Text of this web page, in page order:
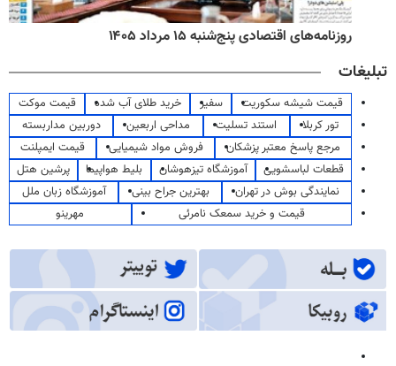
روزنامه‌های اقتصادی پنج‌شنبه ۱۵ مرداد ۱۴۰۵
تبلیغات
قیمت شیشه سکوریت سفیر خرید طلای آب شده
قیمت موکت
تور کربلا
استند تسلیت مداحی اربعین
دوربین مداربسته
مرجع پاسخ معتبر پزشکان
فروش مواد شیمیایی
قیمت ایمپلنت
قطعات لباسشویی
آموزشگاه تیزهوشان بلیط هواپیما
پرشین هتل
نمایندگی بوش در تهران
بهترین جراح بینی
آموزشگاه زبان ملل
قیمت و خرید سمعک نامرئی
مهرینو